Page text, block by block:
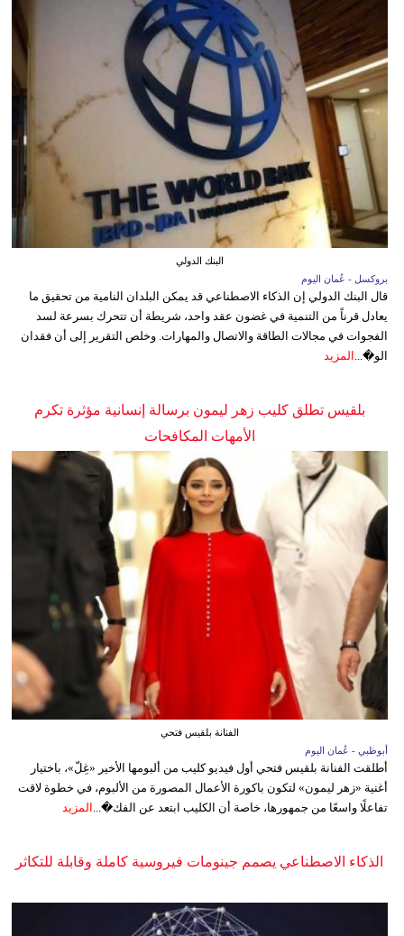
البنك الدولي
بروكسل - عُمان اليوم
قال البنك الدولي إن الذكاء الاصطناعي قد يمكن البلدان النامية من تحقيق ما
يعادل قرناً من التنمية في غضون عقد واحد، شريطة أن تتحرك بسرعة لسد
الفجوات في مجالات الطاقة والاتصال والمهارات. وخلص التقرير إلى أن فقدان
الو�... المزيد
بلقيس تطلق كليب زهر ليمون برسالة إنسانية مؤثرة تكرم
الأمهات المكافحات
الفنانة بلقيس فتحي
أبوظبي - عُمان اليوم
أطلقت الفنانة بلقيس فتحي أول فيديو كليب من ألبومها الأخير «غِلّ»، باختيار
أغنية «زهر ليمون» لتكون باكورة الأعمال المصورة من الألبوم، في خطوة لاقت
تفاعلًا واسعًا من جمهورها، خاصة أن الكليب ابتعد عن الفك�... المزيد
الذكاء الاصطناعي يصمم جينومات فيروسية كاملة وقابلة للتكاثر